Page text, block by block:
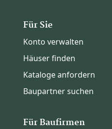
Für Sie
Konto verwalten
Häuser finden
Kataloge anfordern
Baupartner suchen
Für Baufirmen